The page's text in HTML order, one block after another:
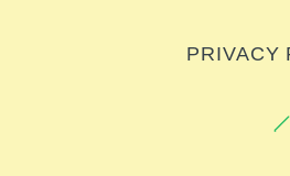
PRIVACY